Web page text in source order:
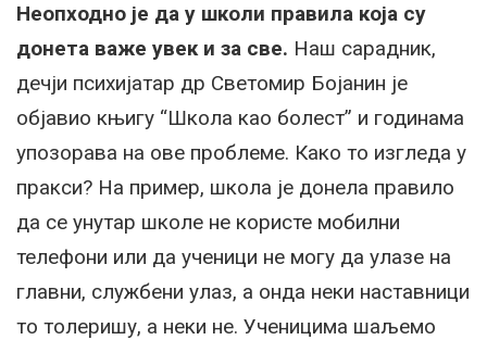
Неопходно је да у школи правила која су
донета важе увек и за све. Наш сарадник,
дечји психијатар др Светомир Бојанин је
објавио књигу “Школа као болест” и годинама
упозорава на ове проблеме. Како то изгледа у
пракси? На пример, школа је донела правило
да се унутар школе не користе мобилни
телефони или да ученици не могу да улазе на
главни, службени улаз, а онда неки наставници
то толеришу, а неки не. Ученицима шаљемо